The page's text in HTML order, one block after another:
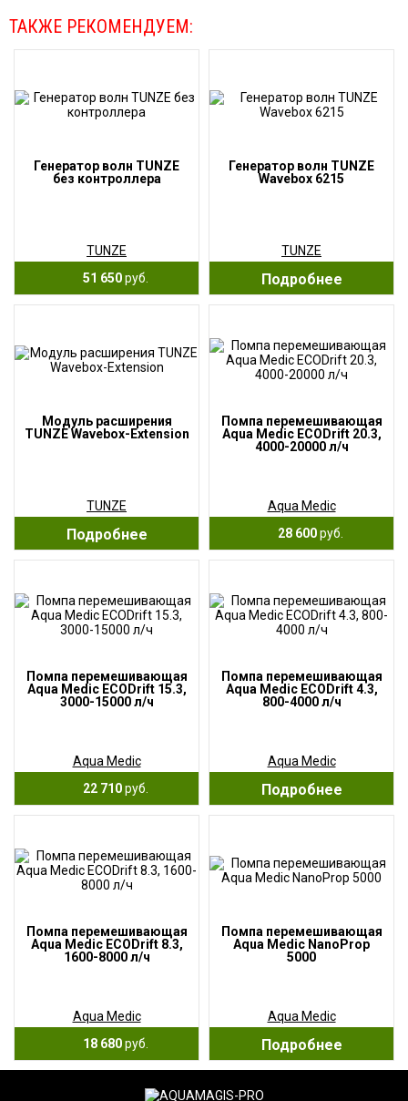
ТАКЖЕ РЕКОМЕНДУЕМ:
Генератор волн TUNZE
без контроллера
TUNZE
51 650руб.
Генератор волн TUNZE
Wavebox 6215
TUNZE
Подробнее
Модуль расширения
TUNZE Wavebox-Extension
TUNZE
Подробнее
Помпа перемешивающая
Aqua Medic ECODrift 20.3,
4000-20000 л/ч
Aqua Medic
28 600руб.
Помпа перемешивающая
Aqua Medic ECODrift 15.3,
3000-15000 л/ч
Aqua Medic
22 710руб.
Помпа перемешивающая
Aqua Medic ECODrift 4.3,
800-4000 л/ч
Aqua Medic
Подробнее
Помпа перемешивающая
Aqua Medic ECODrift 8.3,
1600-8000 л/ч
Aqua Medic
18 680руб.
Помпа перемешивающая
Aqua Medic NanoProp
5000
Aqua Medic
Подробнее